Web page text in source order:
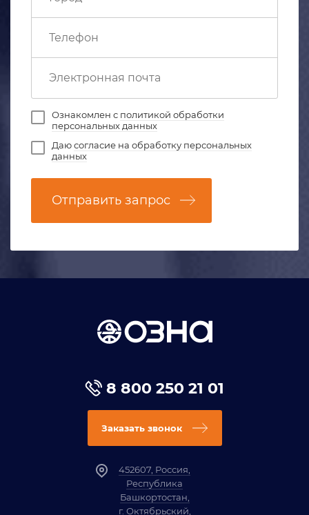
Ознакомлен с политикой обработки
персональных данных
Даюсогласие на обработку персональных
данных
Отправить запрос
8 800 250 21 01
Заказать звонок
452607, Россия,
Республика
Башкортостан,
г. Октябрьский,